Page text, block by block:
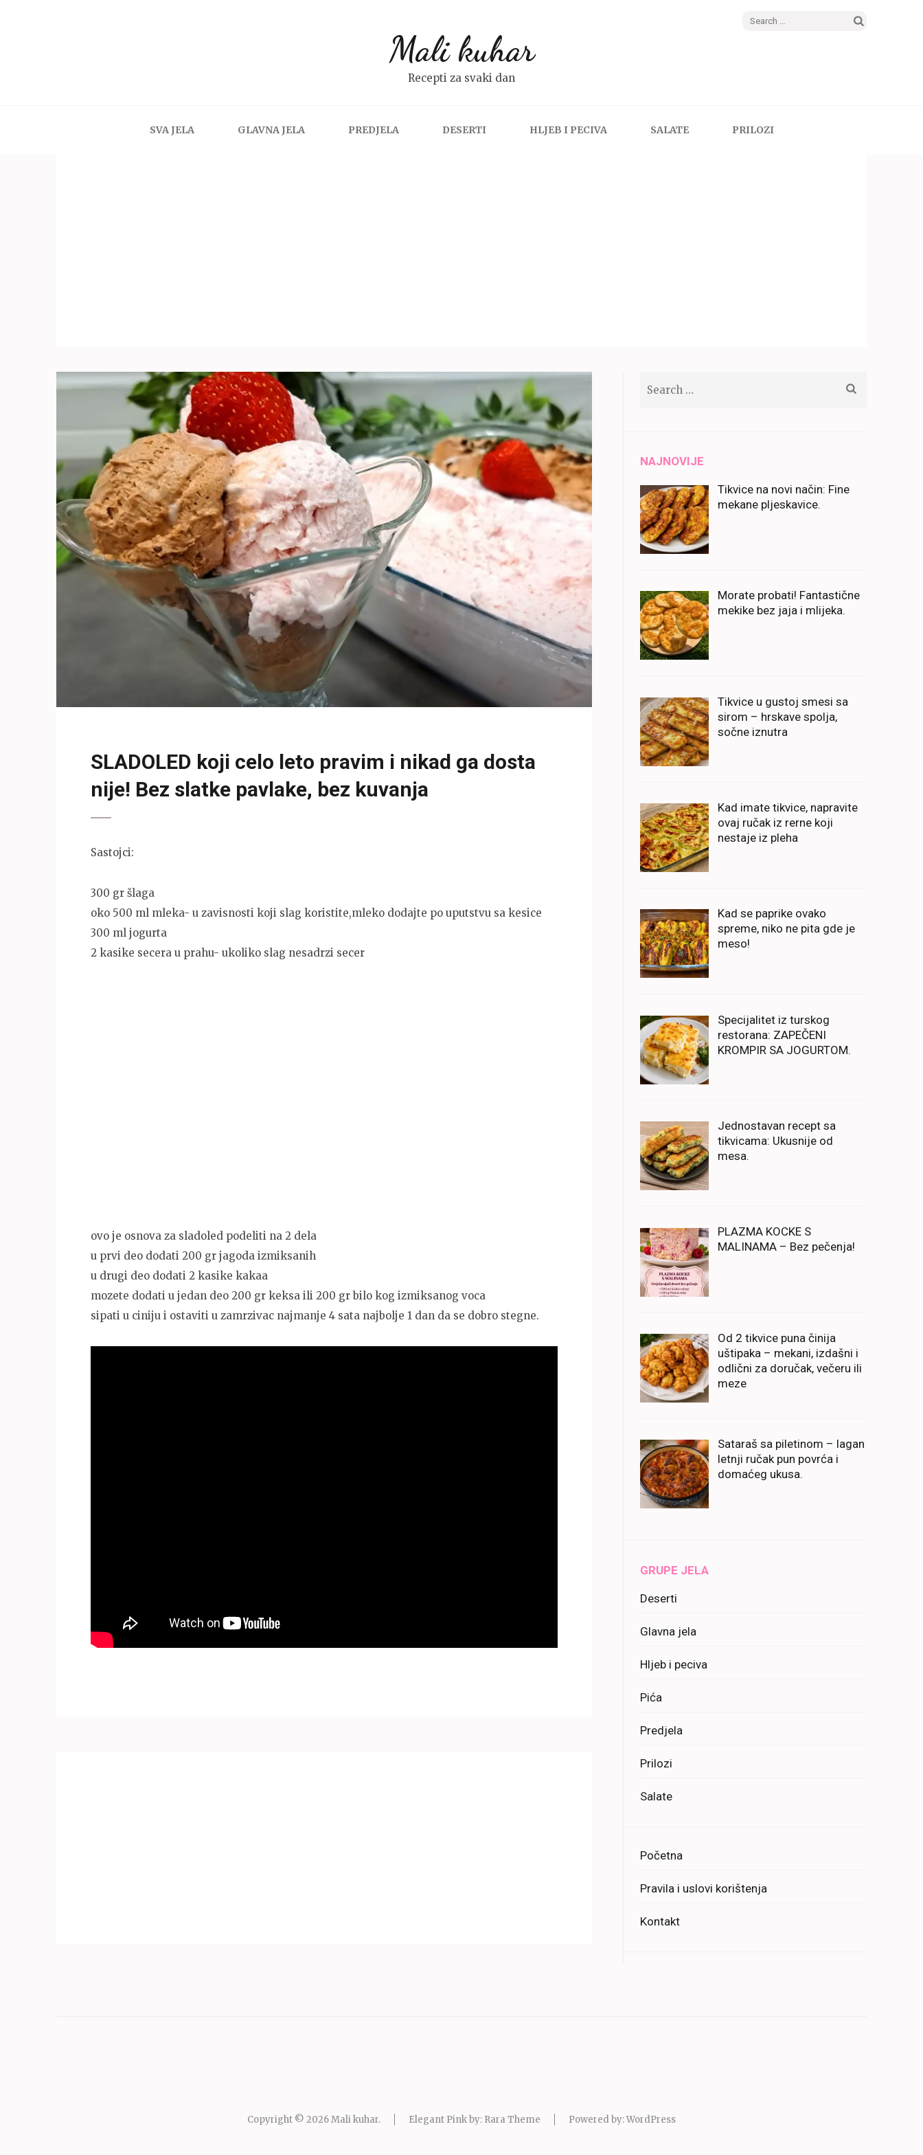
Search
Mali kuhar
Recepti za svaki dan
SVA JELA GLAVNA JELA PREDJELA DESERTI HLJEB I PECIVA SALATE PRILOZI
SLADOLED koji celo leto pravim i nikad ga dosta
nije! Bez slatke pavlake, bez kuvanja
Sastojci:
300 gr šlaga
oko 500 ml mleka- u zavisnosti koji slag koristite,mleko dodajte po uputstvu sa kesice
300 ml jogurta
2 kasike secera u prahu- ukoliko slag nesadrzi secer
ovo je osnova za sladoled podeliti na 2 dela
u prvi deo dodati 200 gr jagoda izmiksanih
u drugi deo dodati 2 kasike kakaa
mozete dodati u jedan deo 200 gr keksa ili 200 gr bilo kog izmiksanog voca
sipati u ciniju i ostaviti u zamrzivac najmanje 4 sata najbolje 1 dan da se dobro stegne.
NAJNOVIJE
Tikvice na novi način: Fine
mekane pljeskavice.
Morate probati! Fantastične
mekike bez jaja i mlijeka.
Tikvice u gustoj smesi sa
sirom – hrskave spolja,
sočne iznutra
Kad imate tikvice, napravite
ovaj ručak iz rerne koji
nestaje iz pleha
Kad se paprike ovako
spreme, niko ne pita gde je
meso!
Specijalitet iz turskog
restorana: ZAPEČENI
KROMPIR SA JOGURTOM.
Jednostavan recept sa
tikvicama: Ukusnije od
mesa.
PLAZMA KOCKE S
MALINAMA – Bez pečenja!
Od 2 tikvice puna činija
uštipaka – mekani, izdašni i
odlični za doručak, večeru ili
meze
Sataraš sa piletinom – lagan
letnji ručak pun povrća i
domaćeg ukusa.
GRUPE JELA
Deserti
Glavna jela
Hljeb i peciva
Pića
Predjela
Prilozi
Salate
Početna
Pravila i uslovi korištenja
Kontakt
Copyright © 2026Mali kuhar. Elegant Pink by: Rara Theme Powered by:WordPress